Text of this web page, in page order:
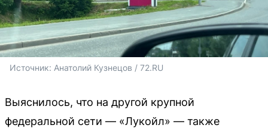
Источник: Анатолий Кузнецов / 72.RU
Выяснилось, что на другой крупной
федеральной сети — «Лукойл» — также